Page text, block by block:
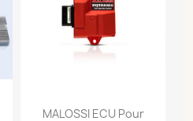
MALOSSI ECU Pour